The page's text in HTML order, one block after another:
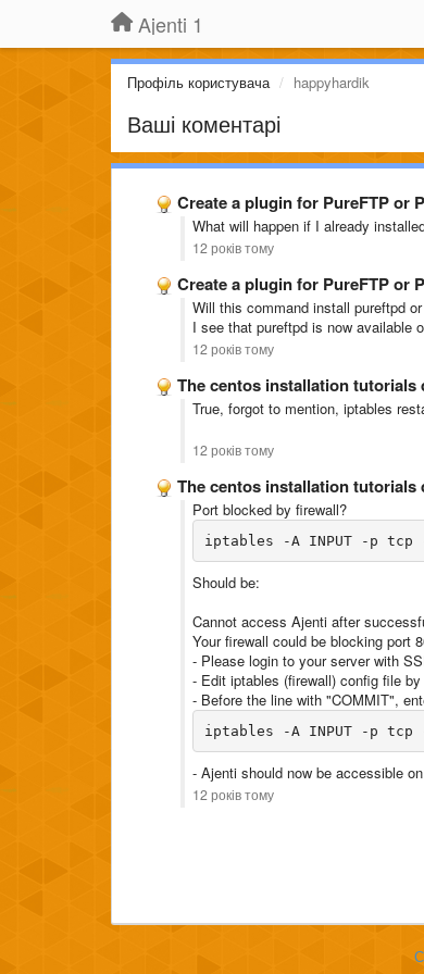
Ajenti 1
Профіль користувача happyhardik
Ваші коментарі
Create a plugin for PureFTP or
What will happen if I already
12 років тому
Create a plugin for PureFTP or
Will this command install pureftpd
I see that pureftpd is now available
12 років тому
The centos installation
True, forgot to mention, iptables
12 років тому
The centos installation
Port blocked by firewall?
iptables -A INPUT -p tcp
Should be:
Cannot access Ajenti after
Your firewall could be blocking port
- Please login to your server with
- Edit iptables (firewall) config file
- Before the line with "COMMIT",
iptables -A INPUT -p tcp
- Ajenti should now be accessible
12 років тому